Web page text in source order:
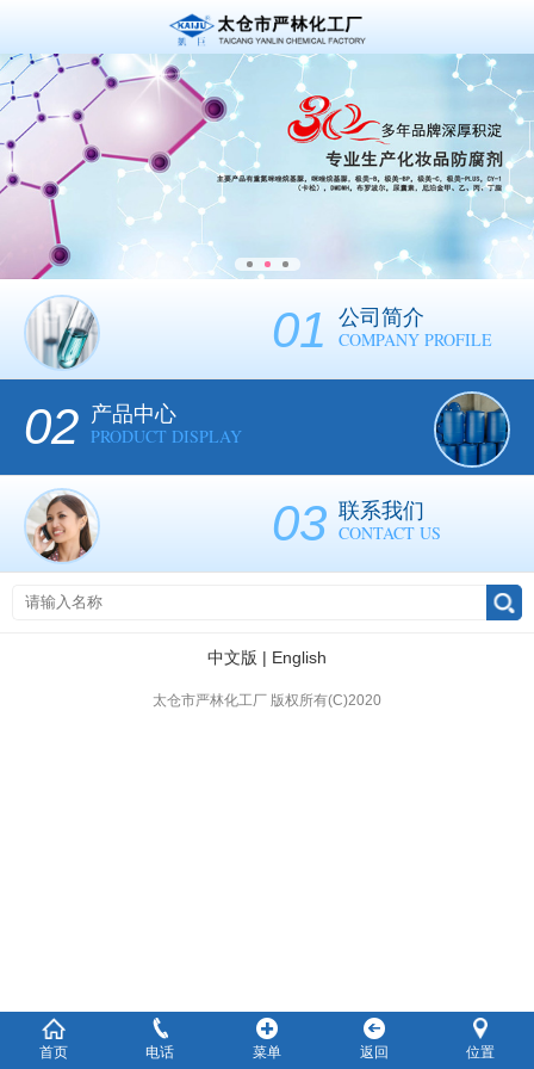
01 公司简介
COMPANY PROFILE
02 产品中心
PRODUCT DISPLAY
03 联系我们
CONTACT US
中文版 | English
太仓市严林化工厂 版权所有(C)2020
首页 电话 菜单 返回 位置